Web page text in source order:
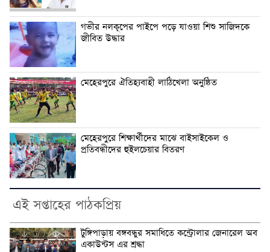
গভীর নলকূপের পাইপে পড়ে যাওয়া শিশু সাজিদকে
জীবিত উদ্ধার
মেহেরপুরে ঐতিহ্যবাহী লাঠিখেলা অনুষ্ঠিত
মেহেরপুরে শিক্ষার্থীদের মাঝে বাইসাইকেল ও
প্রতিবন্ধীদের হুইলচেয়ার বিতরণ
এই সপ্তাহের পাঠকপ্রিয়
টুঙ্গিপাড়ায় বঙ্গবন্ধুর সমাধিতে কন্ট্রোলার জেনারেল অব
একাউন্টস এর শ্রদ্ধা